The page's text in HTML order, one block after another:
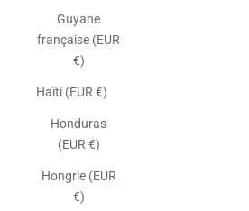
Guyane
française (EUR
€)
Haïti (EUR €)
Honduras
(EUR €)
Hongrie (EUR
€)